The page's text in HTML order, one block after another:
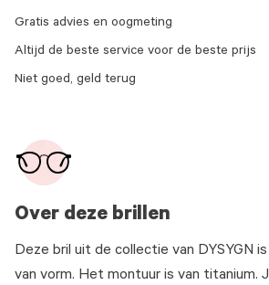
Over deze brillen
Deze bril uit de collectie van DYSYGN
van vorm. Het montuur is van titanium.
Gratis advies en oogmeting
Altijd de beste service voor de beste prijs
Niet goed, geld terug